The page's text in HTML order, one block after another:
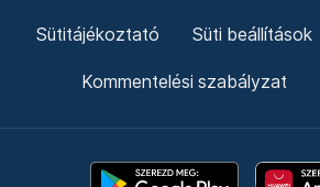
Sütitájékoztató Süti beállítások
Kommentelési szabályzat